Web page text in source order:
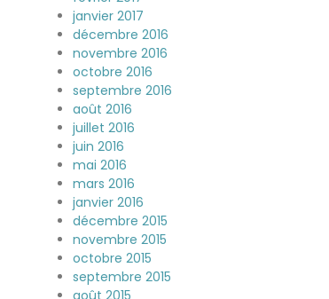
janvier 2017
décembre 2016
novembre 2016
octobre 2016
septembre 2016
août 2016
juillet 2016
juin 2016
mai 2016
mars 2016
janvier 2016
décembre 2015
novembre 2015
octobre 2015
septembre 2015
août 2015